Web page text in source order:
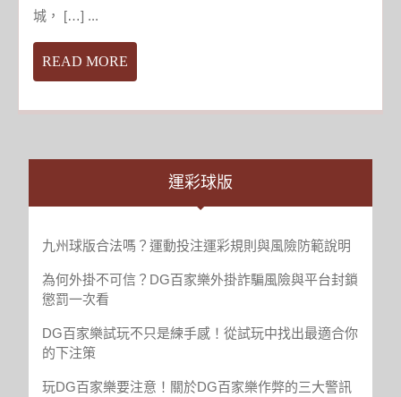
城
一
城， […] ...
READ MORE
MORE
運彩球版
九州球版合法嗎？運動投注運彩規則與風險防範說明
為何外掛不可信？DG百家樂外掛詐騙風險與平台封鎖
懲罰一次看
DG百家樂試玩不只是練手感！從試玩中找出最適合你
的下注策
玩DG百家樂要注意！關於DG百家樂作弊的三大警訊